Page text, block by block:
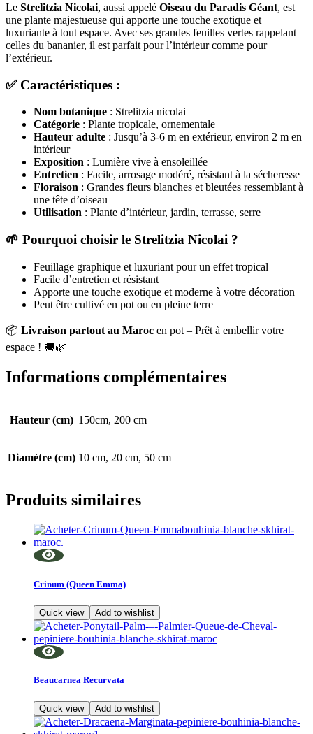
Le Strelitzia Nicolai, aussi appelé Oiseau du Paradis Géant, est
une plante majestueuse qui apporte une touche exotique et
luxuriante à tout espace. Avec ses grandes feuilles vertes rappelant
celles du bananier, il est parfait pour l’intérieur comme pour
l’extérieur.
✅ Caractéristiques :
Nom botanique : Strelitzia nicolai
Catégorie : Plante tropicale, ornementale
Hauteur adulte : Jusqu’à 3-6 m en extérieur, environ 2 m en
intérieur
Exposition : Lumière vive à ensoleillée
Entretien : Facile, arrosage modéré, résistant à la sécheresse
Floraison : Grandes fleurs blanches et bleutées ressemblant à
une tête d’oiseau
Utilisation : Plante d’intérieur, jardin, terrasse, serre
🌱 Pourquoi choisir le Strelitzia Nicolai ?
Feuillage graphique et luxuriant pour un effet tropical
Facile d’entretien et résistant
Apporte une touche exotique et moderne à votre décoration
Peut être cultivé en pot ou en pleine terre
📦 Livraison partout au Maroc en pot – Prêt à embellir votre
espace ! 🚚🌿
Informations complémentaires
Hauteur (cm) 150cm, 200 cm
Diamètre (cm) 10 cm, 20 cm, 50 cm
Produits similaires
Crinum (Queen Emma)
Quick view Add to wishlist
Beaucarnea Recurvata
Quick view Add to wishlist